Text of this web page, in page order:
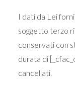
I dati da Lei
soggetto terzo
conservati con
durata di
cancellati.